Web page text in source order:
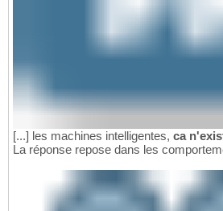
[...] les machines intelligentes, ca
La réponse repose dans les